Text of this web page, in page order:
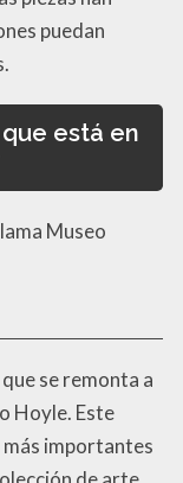
puedan
está en
Museo
se remonta a
Hoyle. Este
más importantes